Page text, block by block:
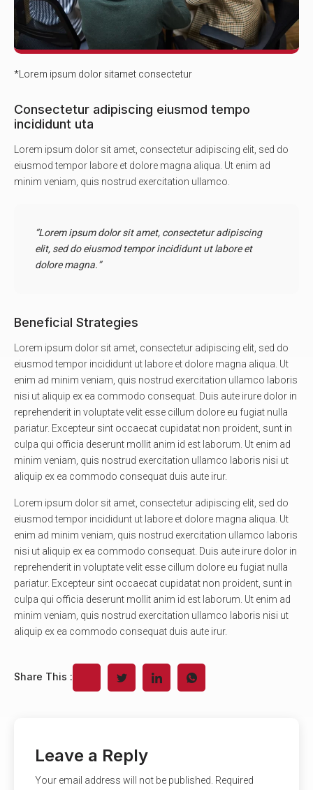
Consectetur adipiscing eiusmod tempo
incididunt uta
Lorem ipsum dolor sit amet, consectetur adipiscing elit, sed do
eiusmod tempor labore et dolore magna aliqua. Ut enim ad
minim veniam, quis nostrud exercitation ullamco.
“Lorem ipsum dolor sit amet, consectetur adipiscing
elit, sed do eiusmod tempor incididunt ut labore et
dolore magna.”
*Lorem ipsum dolor sitamet consectetur
Beneficial Strategies
Lorem ipsum dolor sit amet, consectetur adipiscing elit, sed do
eiusmod tempor incididunt ut labore et dolore magna aliqua. Ut
enim ad minim veniam, quis nostrud exercitation ullamco laboris
nisi ut aliquip ex ea commodo consequat. Duis aute irure dolor in
reprehenderit in voluptate velit esse cillum dolore eu fugiat nulla
pariatur. Excepteur sint occaecat cupidatat non proident, sunt in
culpa qui officia deserunt mollit anim id est laborum. Ut enim ad
minim veniam, quis nostrud exercitation ullamco laboris nisi ut
aliquip ex ea commodo consequat duis aute irur.
Lorem ipsum dolor sit amet, consectetur adipiscing elit, sed do
eiusmod tempor incididunt ut labore et dolore magna aliqua. Ut
enim ad minim veniam, quis nostrud exercitation ullamco laboris
nisi ut aliquip ex ea commodo consequat. Duis aute irure dolor in
reprehenderit in voluptate velit esse cillum dolore eu fugiat nulla
pariatur. Excepteur sint occaecat cupidatat non proident, sunt in
culpa qui officia deserunt mollit anim id est laborum. Ut enim ad
minim veniam, quis nostrud exercitation ullamco laboris nisi ut
aliquip ex ea commodo consequat duis aute irur.
Share This :
Leave a Reply
Your email address will not be published. Required